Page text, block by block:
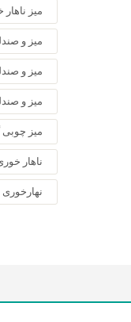
میز
میز و
میز و
میز و
میز چوبی
ناهار